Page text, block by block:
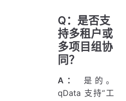
Q：是否支
持多租户或
多项目组协
同？
A：
是的。
qData 支持“工